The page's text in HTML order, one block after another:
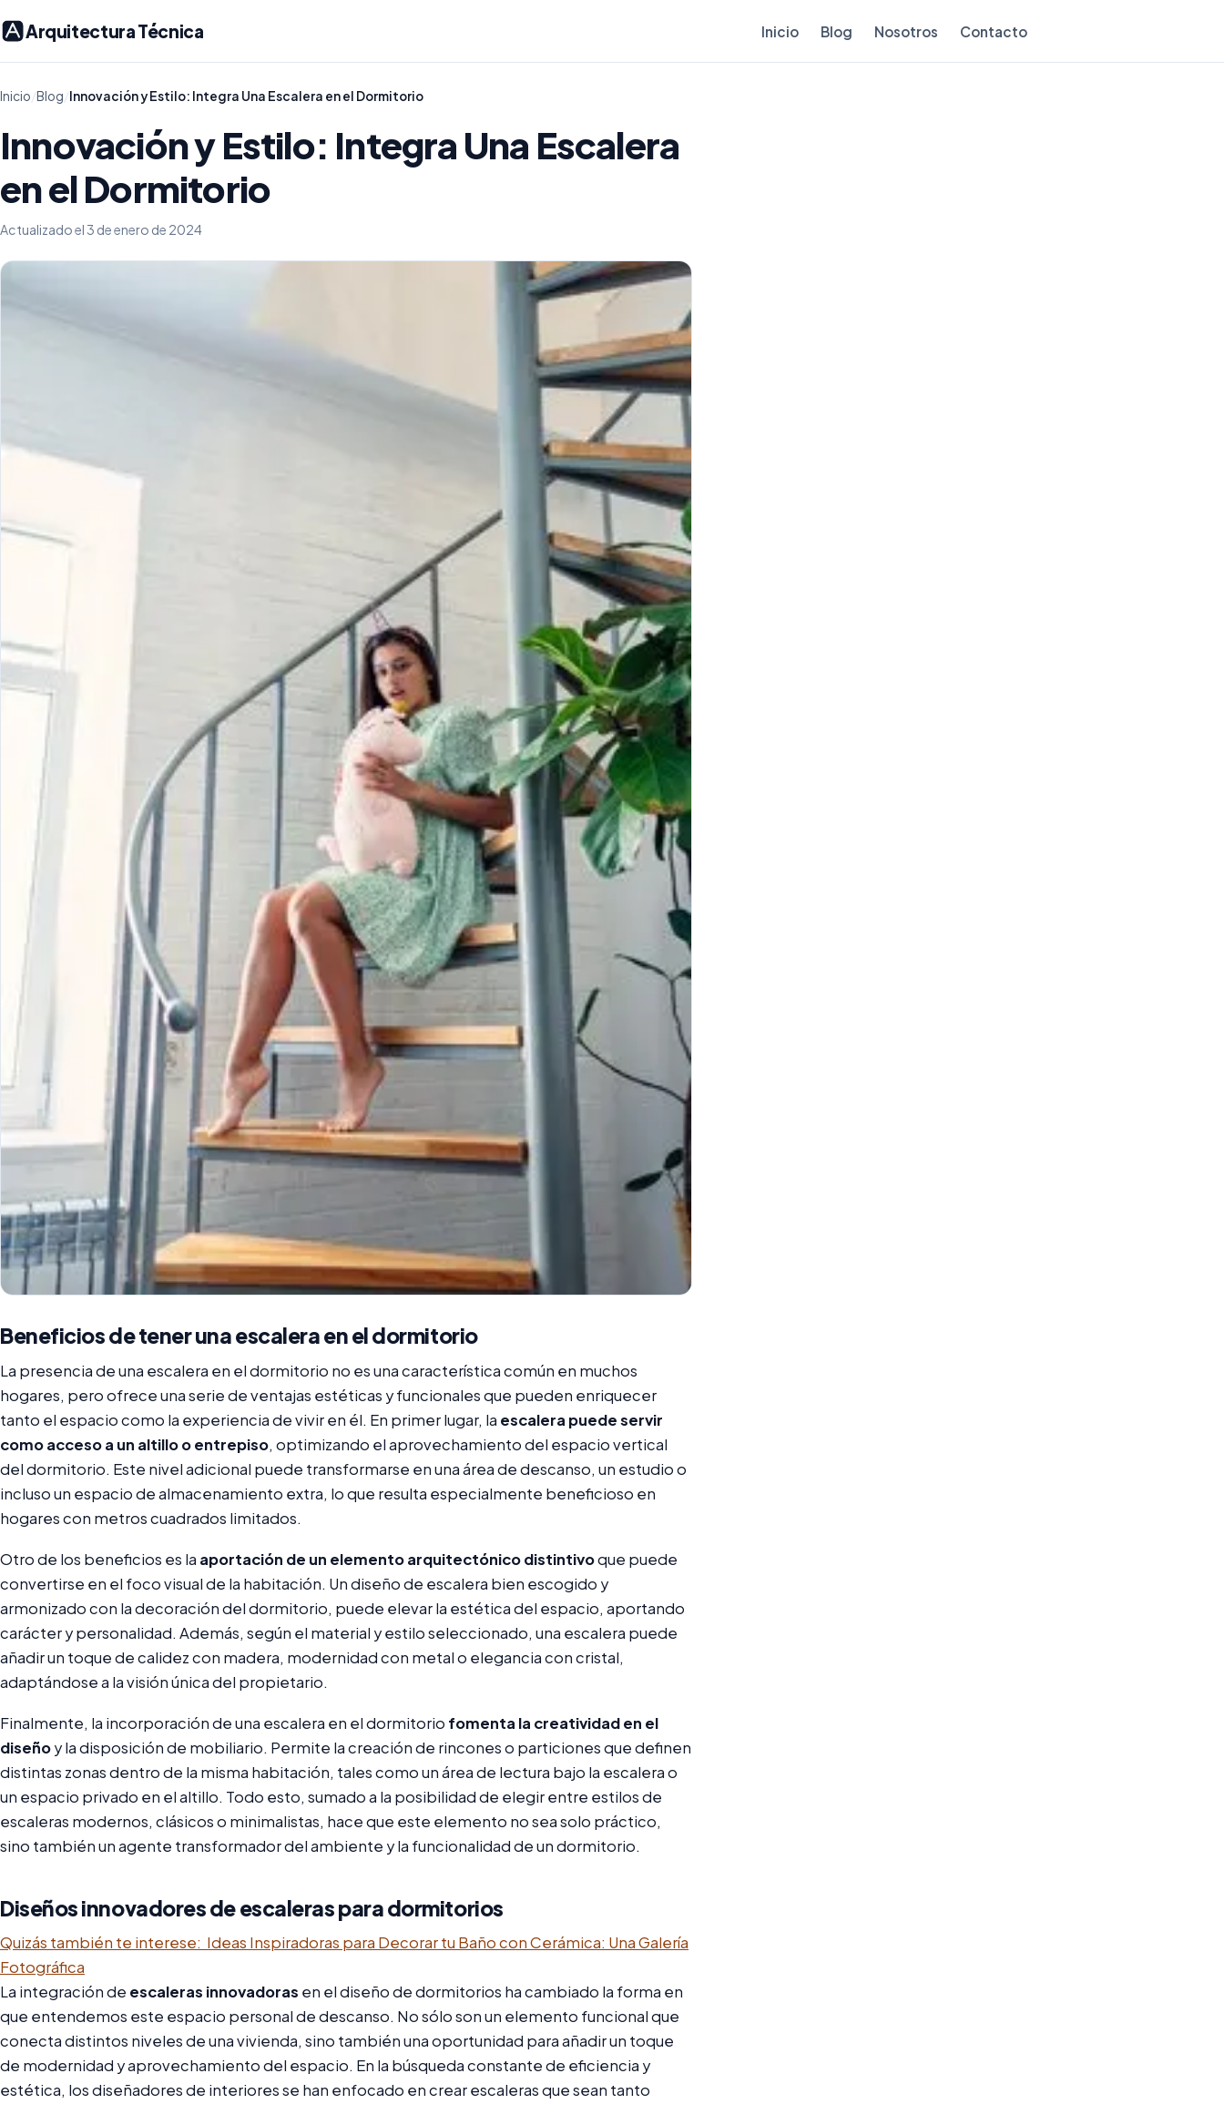
Arquitectura Técnica Inicio Blog Nosotros Contacto
Inicio/Blog/Innovación y Estilo: Integra Una Escalera en el Dormitorio
Innovación y Estilo: Integra Una Escalera
en el Dormitorio
Actualizado el 3 de enero de 2024
Beneficios de tener una escalera en el dormitorio
La presencia de una escalera en el dormitorio no es una característica común en muchos
hogares, pero ofrece una serie de ventajas estéticas y funcionales que pueden enriquecer
tanto el espacio como la experiencia de vivir en él. En primer lugar, la escalera puede servir
como acceso a un altillo o entrepiso, optimizando el aprovechamiento del espacio vertical
del dormitorio. Este nivel adicional puede transformarse en una área de descanso, un estudio o
incluso un espacio de almacenamiento extra, lo que resulta especialmente beneficioso en
hogares con metros cuadrados limitados.
Otro de los beneficios es la aportación de un elemento arquitectónico distintivoque puede
convertirse en el foco visual de la habitación. Un diseño de escalera bien escogido y
armonizado con la decoración del dormitorio, puede elevar la estética del espacio, aportando
carácter y personalidad. Además, según el material y estilo seleccionado, una escalera puede
añadir un toque de calidez con madera, modernidad con metal o elegancia con cristal,
adaptándose a la visión única del propietario.
Finalmente, la incorporación de una escalera en el dormitorio fomenta la creatividad en el
diseñoy la disposición de mobiliario. Permite la creación de rincones o particiones que definen
distintas zonas dentro de la misma habitación, tales como un área de lectura bajo la escalera o
un espacio privado en el altillo. Todo esto, sumado a la posibilidad de elegir entre estilos de
escaleras modernos, clásicos o minimalistas, hace que este elemento no sea solo práctico,
sino también un agente transformador del ambiente y la funcionalidad de un dormitorio.
Diseños innovadores de escaleras para dormitorios
Quizás también te interese: Ideas Inspiradoras para Decorar tu Baño con Cerámica: Una Galería
Fotográfica
La integración de escaleras innovadoras en el diseño de dormitorios ha cambiado la forma en
que entendemos este espacio personal de descanso. No sólo son un elemento funcional que
conecta distintos niveles de una vivienda, sino también una oportunidad para añadir un toque
de modernidad y aprovechamiento del espacio. En la búsqueda constante de eficiencia y
estética, los diseñadores de interiores se han enfocado en crear escaleras que sean tanto